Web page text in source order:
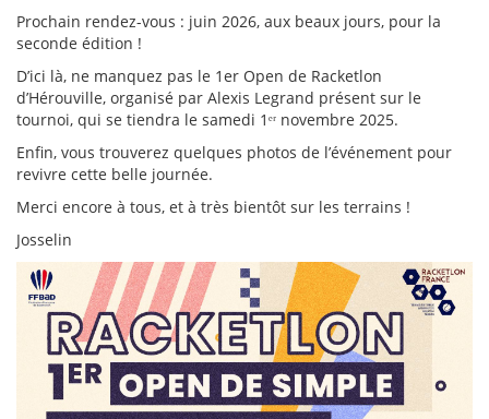
Prochain rendez-vous : juin 2026, aux beaux jours, pour la
seconde édition !
D’ici là, ne manquez pas le 1er Open de Racketlon
d’Hérouville, organisé par Alexis Legrand présent sur le
tournoi, qui se tiendra le samedi 1ᵉʳ novembre 2025.
Enfin, vous trouverez quelques photos de l’événement pour
revivre cette belle journée.
Merci encore à tous, et à très bientôt sur les terrains !
Josselin